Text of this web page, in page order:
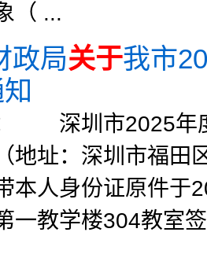
（ ...
政局关于我市
深圳市2025年
地址：深圳市福田
本人身份证原件于
一教学楼304教室